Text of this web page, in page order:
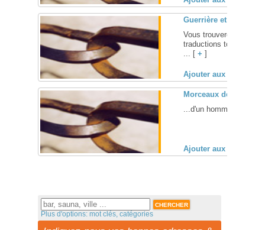
Guerrière et Amazone
Vous trouverez ici des
traductions tournant
... [ + ]
Ajouter aux favoris
Morceaux de vie
...d'un homme en
Ajouter aux favoris
Plus d'options: mot clés, catégories